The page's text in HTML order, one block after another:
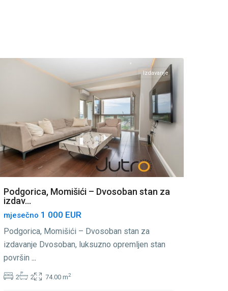
Izdavanje
Podgorica, Momišići – Dvosoban stan za
izdav...
mjesečno 1 000 EUR
Podgorica, Momišići – Dvosoban stan za
izdavanje Dvosoban, luksuzno opremljen stan
površin ...
2 2 74.00 m2